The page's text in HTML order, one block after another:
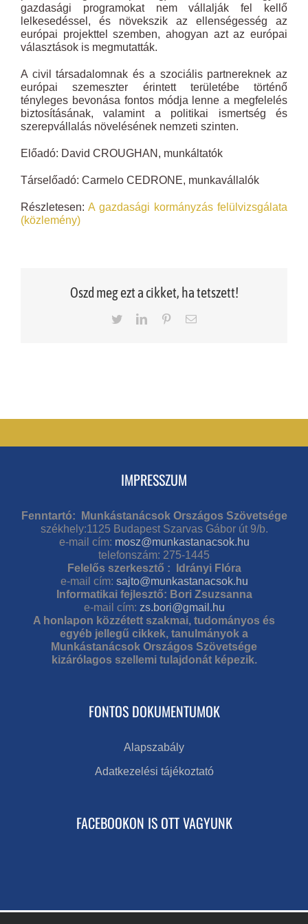
gazdasági programokat nem vállalják fel kellő
lelkesedéssel, és növekszik az ellenségesség az
európai projekttel szemben, ahogyan azt az európai
választások is megmutatták.
A civil társadalomnak és a szociális partnereknek az
európai szemeszter érintett területébe történő
tényleges bevonása fontos módja lenne a megfelelés
biztosításának, valamint a politikai ismertség és
szerepvállalás növelésének nemzeti szinten.
Előadó: David CROUGHAN, munkáltatók
Társelőadó: Carmelo CEDRONE, munkavállalók
Részletesen: A gazdasági kormányzás felülvizsgálata
(közlemény)
Oszd meg ezt a cikket, ha tetszett!
TwitterLinkedInPinterestEmail
IMPRESSZUM
Fenntartó: Munkástanácsok Országos Szövetsége
székhely:1125 Budapest Szarvas Gábor út 9/b.
e-mail cím: mosz@munkastanacsok.hu
telefonszám: 275-1445
Felelős szerkesztő : Idrányi Flóra
e-mail cím: sajto@munkastanacsok.hu
Informatikai fejlesztő: Bori Zsuzsanna
e-mail cím: zs.bori@gmail.hu
A honlapon közzétett szakmai, tudományos és
egyéb jellegű cikkek, tanulmányok a
Munkástanácsok Országos Szövetsége
kizárólagos szellemi tulajdonát képezik.
FONTOS DOKUMENTUMOK
Alapszabály
Adatkezelési tájékoztató
FACEBOOKON IS OTT VAGYUNK